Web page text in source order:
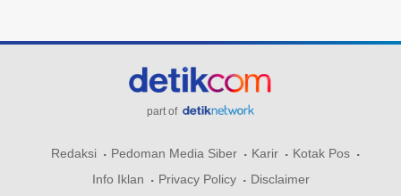
part of
Redaksi Pedoman Media Siber Karir
Kotak Pos
Info Iklan
Privacy Policy Disclaimer